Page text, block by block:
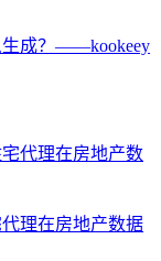
生成？——kookeey
理在房地产数据